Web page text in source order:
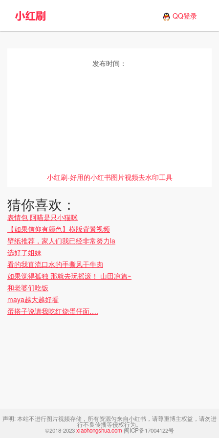
QQ登录
发布时间：
小红刷-好用的小红书图片视频去水印工具
猜你喜欢：
表情包 阿喵是只小猫咪
【如果信仰有颜色】横版背景视频
壁纸推荐，家人们我已经非常努力la
选好了姐妹
看的我直流口水的手撕风干牛肉
如果觉得孤独 那就去玩摇滚！ 山田凉篇~
和老婆们吃饭
maya越大越好看
蛋搭子说请我吃红烧蛋仔面….
声明:本站不进行图片视频存储，所有资源匀来自小红书，请尊重博主权益，请勿进
行不良传播等侵权行为。
©2018-2023xiaohongshua.com 闽ICP备17004122号